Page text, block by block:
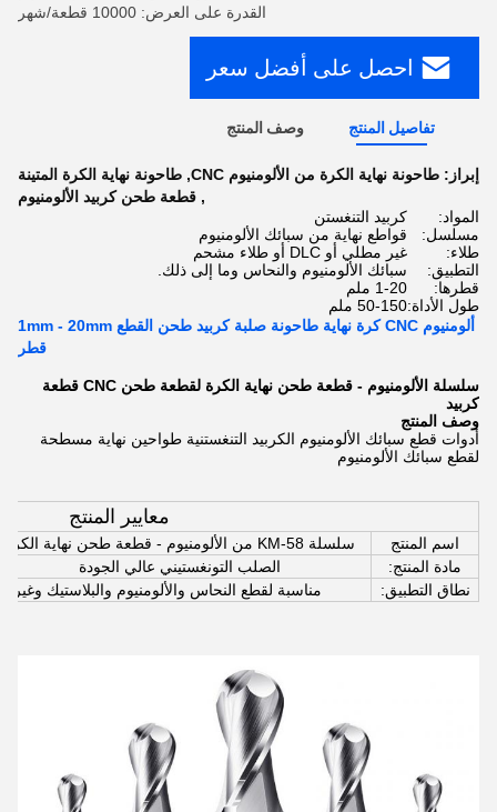
القدرة على العرض: 10000 قطعة/شهر
احصل على أفضل سعر
تفاصيل المنتج وصف المنتج
إبراز: طاحونة نهاية الكرة من الألومنيوم CNC , طاحونة نهاية الكرة المتينة
, قطعة طحن كربيد الألومنيوم
المواد:
كربيد التنغستن
مسلسل:
قواطع نهاية من سبائك الألومنيوم
طلاء:
غير مطلي أو DLC أو طلاء مشحم
التطبيق:
سبائك الألومنيوم والنحاس وما إلى ذلك.
قطرها:
1-20 ملم
طول الأداة:50-150 ملم
ألومنيوم CNC كرة نهاية طاحونة صلبة كربيد طحن القطع 1mm - 20mm
قطر
سلسلة الألومنيوم - قطعة طحن نهاية الكرة لقطعة طحن CNC قطعة
كربيد
وصف المنتج
أدوات قطع سبائك الألومنيوم الكربيد التنغستنية طواحين نهاية مسطحة
لقطع سبائك الألومنيوم
معايير المنتج
اسم المنتج
سلسلة KM-58 من الألومنيوم - قطعة طحن نهاية الكرة
مادة المنتج:
الصلب التونغستيني عالي الجودة
نطاق التطبيق:
مناسبة لقطع النحاس والألومنيوم والبلاستيك